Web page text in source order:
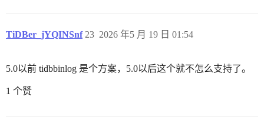
TiDBer_jYQINSnf 2026 年5 月 19 日 01:54
23
5.0以前 tidbbinlog 是个方案，5.0以后这个就不怎么支持了。
1 个赞